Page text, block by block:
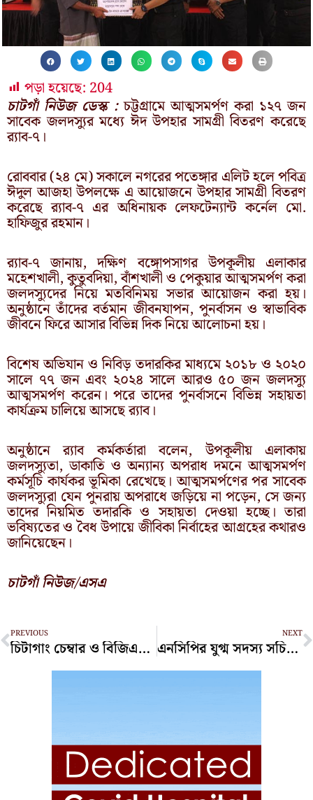
পড়া হয়েছে: 204
চাটগাঁ নিউজ ডেস্ক :চট্টগ্রামে আত্মসমর্পণ করা ১২৭ জন
সাবেক জলদস্যুর মধ্যে ঈদ উপহার সামগ্রী বিতরণ করেছে
র‌্যাব-৭।
রোববার (২৪ মে) সকালে নগরের পতেঙ্গার এলিট হলে পবিত্র
ঈদুল আজহা উপলক্ষে এ আয়োজনে উপহার সামগ্রী বিতরণ
করেছে র‌্যাব-৭ এর অধিনায়ক লেফটেন্যান্ট কর্নেল মো.
হাফিজুর রহমান।
র‌্যাব-৭ জানায়, দক্ষিণ বঙ্গোপসাগর উপকূলীয় এলাকার
মহেশখালী, কুতুবদিয়া, বাঁশখালী ও পেকুয়ার আত্মসমর্পণ করা
জলদস্যুদের নিয়ে মতবিনিময় সভার আয়োজন করা হয়।
অনুষ্ঠানে তাঁদের বর্তমান জীবনযাপন, পুনর্বাসন ও স্বাভাবিক
জীবনে ফিরে আসার বিভিন্ন দিক নিয়ে আলোচনা হয়।
বিশেষ অভিযান ও নিবিড় তদারকির মাধ্যমে ২০১৮ ও ২০২০
সালে ৭৭ জন এবং ২০২৪ সালে আরও ৫০ জন জলদস্যু
আত্মসমর্পণ করেন। পরে তাদের পুনর্বাসনে বিভিন্ন সহায়তা
কার্যক্রম চালিয়ে আসছে র‌্যাব।
অনুষ্ঠানে র‍্যাব কর্মকর্তারা বলেন, উপকূলীয় এলাকায়
জলদস্যুতা, ডাকাতি ও অন্যান্য অপরাধ দমনে আত্মসমর্পণ
কর্মসূচি কার্যকর ভূমিকা রেখেছে। আত্মসমর্পণের পর সাবেক
জলদস্যুরা যেন পুনরায় অপরাধে জড়িয়ে না পড়েন, সে জন্য
তাদের নিয়মিত তদারকি ও সহায়তা দেওয়া হচ্ছে। তারা
ভবিষ্যতের ও বৈধ উপায়ে জীবিকা নির্বাহের আগ্রহের কথারও
জানিয়েছেন।
চাটগাঁ নিউজ/এসএ
Prev
PREVIOUS
চিটাগাং চেম্বার ও বিজিএমইএ একযোগে কাজ করবে
NEXT
এনসিপির যুগ্ম সদস্য সচিব তারেক রেজা গ্রেপ্তার